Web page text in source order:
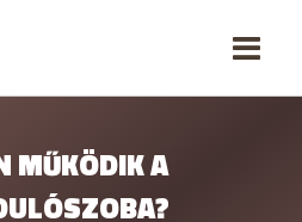
MŰKÖDIK A